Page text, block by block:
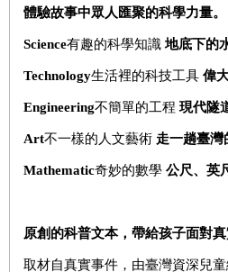
體驗故事中眾人匯聚的科學力量。
Science有趣的科學知識地底下的
Technology生活裡的科技工具 偉
Engineering不簡單的工程 現代隧
Art不一樣的人文藝術 走一趟臺灣
Mathematic奇妙的數學 公尺、英
原創的科普文本，帶給孩子面對
取材自真實事件，由臺灣資深兒